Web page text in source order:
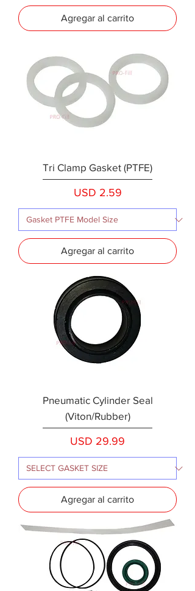
Agregar al carrito
Tri Clamp Gasket (PTFE)
Precio
USD 2.59
Agregar al carrito
Pneumatic Cylinder Seal
(Viton/Rubber)
Precio
USD 29.99
Agregar al carrito